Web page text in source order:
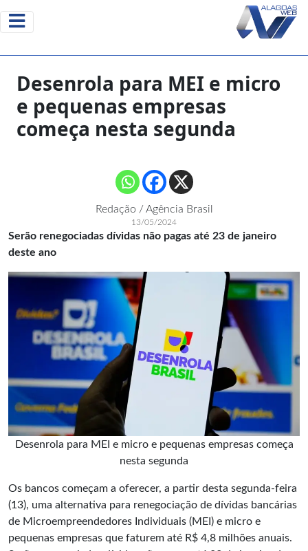
Desenrola para MEI e micro
e pequenas empresas
começa nesta segunda
Redação / Agência Brasil
13/05/2024
Serão renegociadas dívidas não pagas até 23 de janeiro
deste ano
Desenrola para MEI e micro e pequenas empresas começa
nesta segunda
Os bancos começam a oferecer, a partir desta segunda-feira
(13), uma alternativa para renegociação de dívidas bancárias
de Microempreendedores Individuais (MEI) e micro e
pequenas empresas que faturem até R$ 4,8 milhões anuais.